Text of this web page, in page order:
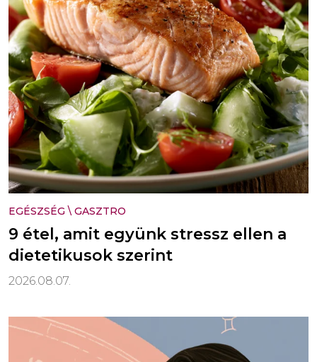
EGÉSZSÉG \ GASZTRO
9 étel, amit együnk stressz ellen a
dietetikusok szerint
2026.08.07.